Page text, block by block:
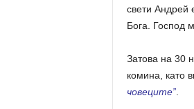
свети Андрей
Бога. Господ
Затова на 30
комина, като
човеците”.